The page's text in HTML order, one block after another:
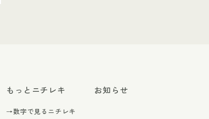
もっとニチレキ
→数字で見るニチレキ
お知らせ